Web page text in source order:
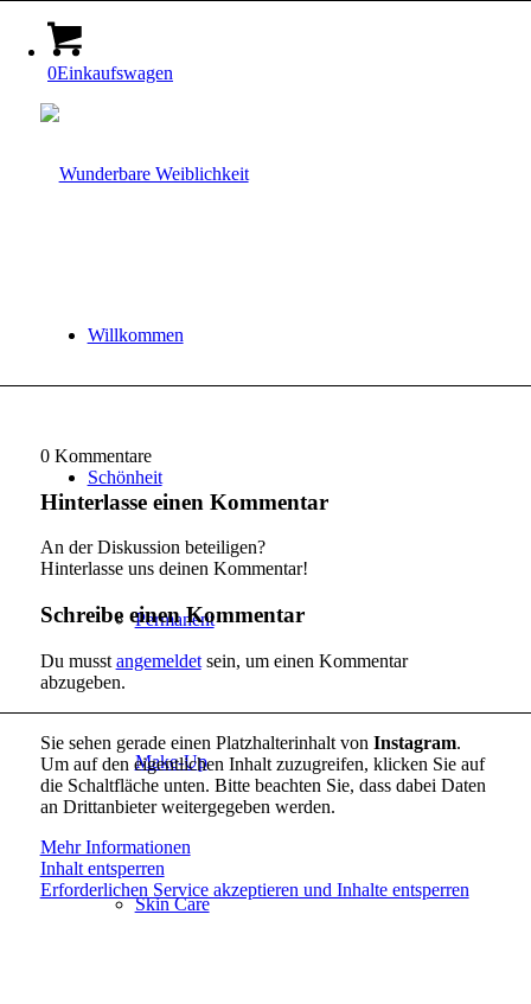
0Einkaufswagen
Willkommen
Schönheit
Permanent
Make-Up
Skin Care
0 Kommentare
Hinterlasse einen Kommentar
An der Diskussion beteiligen?
Hinterlasse uns deinen Kommentar!
Schreibe einen Kommentar
Du musst angemeldetsein, um einen Kommentar
abzugeben.
Sie sehen gerade einen Platzhalterinhalt von Instagram.
Um auf den eigentlichen Inhalt zuzugreifen, klicken Sie auf
die Schaltfläche unten. Bitte beachten Sie, dass dabei Daten
an Drittanbieter weitergegeben werden.
Mehr Informationen
Inhalt entsperren
Erforderlichen Service akzeptieren und Inhalte entsperren